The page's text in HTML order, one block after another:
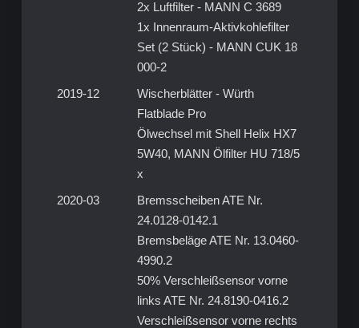
2x Luftfilter - MANN C 3689
1x Innenraum-Aktivkohlefilter
Set (2 Stück) - MANN CUK 18
000-2
2019-12
Wischerblätter - Würth
Flatblade Pro
Ölwechsel mit Shell Helix HX7
5W40, MANN Ölfilter HU 718/5
x
2020-03
Bremsscheiben ATE Nr.
24.0128-0142.1
Bremsbeläge ATE Nr. 13.0460-
4990.2
50% Verschleißsensor vorne
links ATE Nr. 24.8190-0416.2
Verschleißsensor vorne rechts